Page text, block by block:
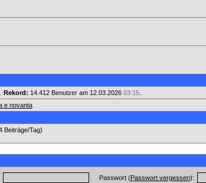
Rekord: 14.412 Benutzer am 12.03.2026 03:15.
e novanta
Beiträge/Tag)
Passwort (Passwort vergessen):